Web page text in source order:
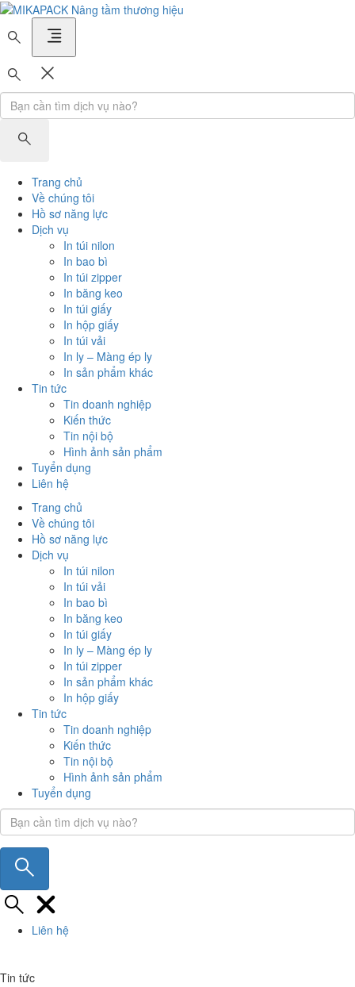
MIKAPACK Nâng tầm thương hiệu
Trang chủ
Về chúng tôi
Hồ sơ năng lực
Dịch vụ
In túi nilon
In bao bì
In túi zipper
In băng keo
In túi giấy
In hộp giấy
In túi vải
In ly – Màng ép ly
In sản phẩm khác
Tin tức
Tin doanh nghiệp
Kiến thức
Tin nội bộ
Hình ảnh sản phẩm
Tuyển dụng
Liên hệ
Trang chủ
Về chúng tôi
Hồ sơ năng lực
Dịch vụ
In túi nilon
In túi vải
In bao bì
In băng keo
In túi giấy
In ly – Màng ép ly
In túi zipper
In sản phẩm khác
In hộp giấy
Tin tức
Tin doanh nghiệp
Kiến thức
Tin nội bộ
Hình ảnh sản phẩm
Tuyển dụng
Liên hệ
Tin tức